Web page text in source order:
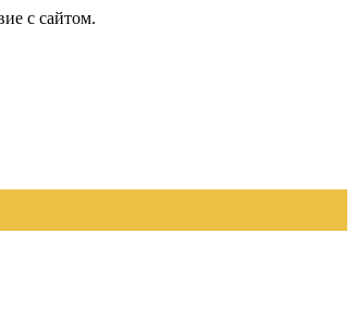
с сайтом.